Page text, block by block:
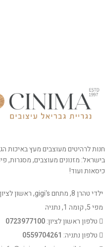
חנות לרהיטים מעוצבים מעץ באיכות
בישראל: מזנונים מעוצבים, מסגרות,
כיסאות ועוד!
ילדי טהרן 8, מתחם gigi's, ראשון לציון
מפי 5, קומה 1, נתניה
טלפון ראשון לציון:0723977100
טלפון נתניה: 0559704261